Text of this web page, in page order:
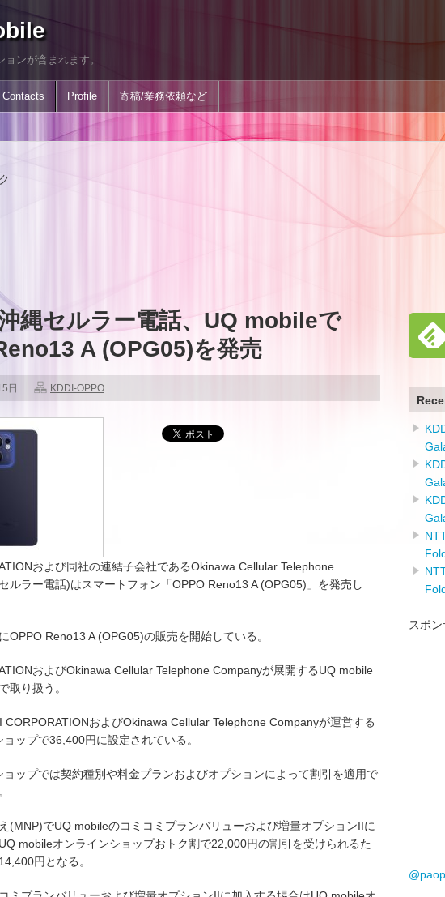
ンが含まれます。
Contacts Profile 寄稿/業務依頼など
縄セルラー電話、UQ mobileで
A (OPG05)を発売
日 KDDI-OPPO
および同社の連結子会社であるOkinawa Cellular Telephone
ルラー電話)はスマートフォン「OPPO Reno13 A (OPG05)」を発売し
OPPO Reno13 A (OPG05)の販売を開始している。
およびOkinawa Cellular Telephone Companyが展開するUQ mobile
取り扱う。
CORPORATIONおよびOkinawa Cellular Telephone Companyが運営する
ップで36,400円に設定されている。
ョップでは契約種別や料金プランおよびオプションによって割引を適用で
(MNP)でUQ mobileのコミコミプランバリューおよび増量オプションIIに
mobileオンラインショップおトク割で22,000円の割引を受けられるた
円となる。
スポ